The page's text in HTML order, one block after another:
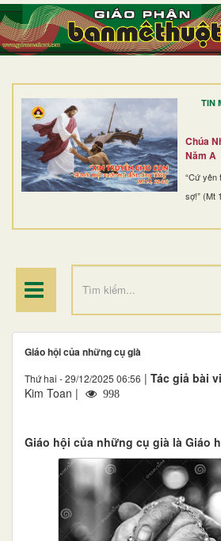
TIN
Chúa
Năm A
“Cứ yên
sợ!” (Mt
TRANG NHẤT
GIỚI THIỆU
DÒNG TU
BAN MỤC VỤ
ĐOÀN THỂ CG
ĐIỂM HÀNH HƯƠNG
Giáo hội của những cụ già
Thứ hai - 29/12/2025 06:56 | Tác giả bài
Kim Toan |
998
Giáo hội của những cụ già là Giáo